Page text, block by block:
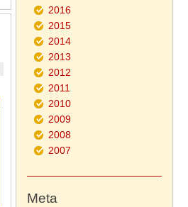
2016
2015
2014
2013
2012
2011
2010
2009
2008
2007
Meta